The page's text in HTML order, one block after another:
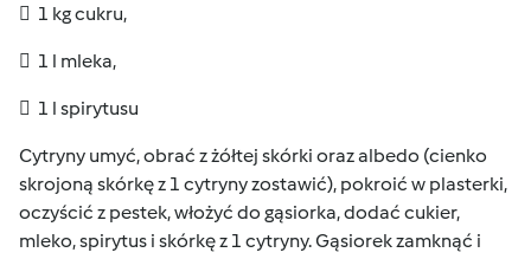
 1 kg cukru,
 1 l mleka,
 1 l spirytusu
Cytryny umyć, obrać z żółtej skórki oraz albedo (cienko
skrojoną skórkę z 1 cytryny zostawić), pokroić w plasterki,
oczyścić z pestek, włożyć do gąsiorka, dodać cukier,
mleko, spirytus i skórkę z 1 cytryny. Gąsiorek zamknąć i